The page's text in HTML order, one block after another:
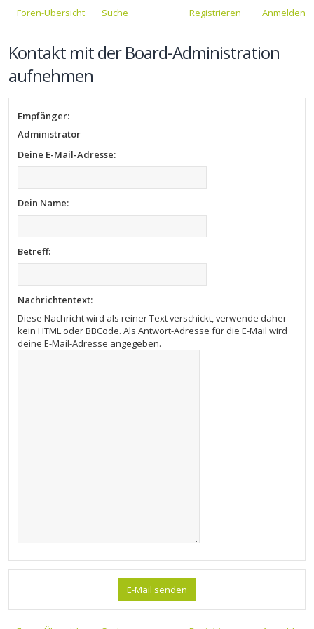
Foren-Übersicht Suche Anmelden
Registrieren
Kontakt mit der Board-Administration
aufnehmen
Empfänger:
Administrator
Deine E-Mail-Adresse:
Dein Name:
Betreff:
Nachrichtentext:
Diese Nachricht wird als reiner Text verschickt, verwende daher
kein HTML oder BBCode. Als Antwort-Adresse für die E-Mail wird
deine E-Mail-Adresse angegeben.